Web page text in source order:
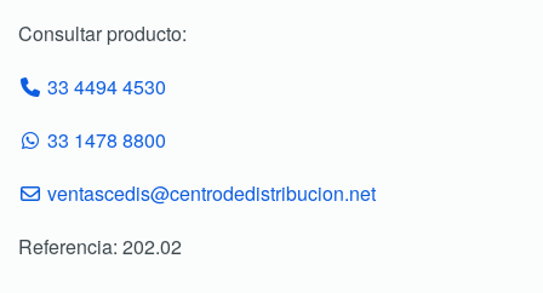
Consultar producto:
33 4494 4530
33 1478 8800
ventascedis@centrodedistribucion.net
Referencia: 202.02